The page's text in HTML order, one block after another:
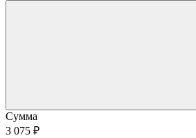
Сумма
3 075 ₽